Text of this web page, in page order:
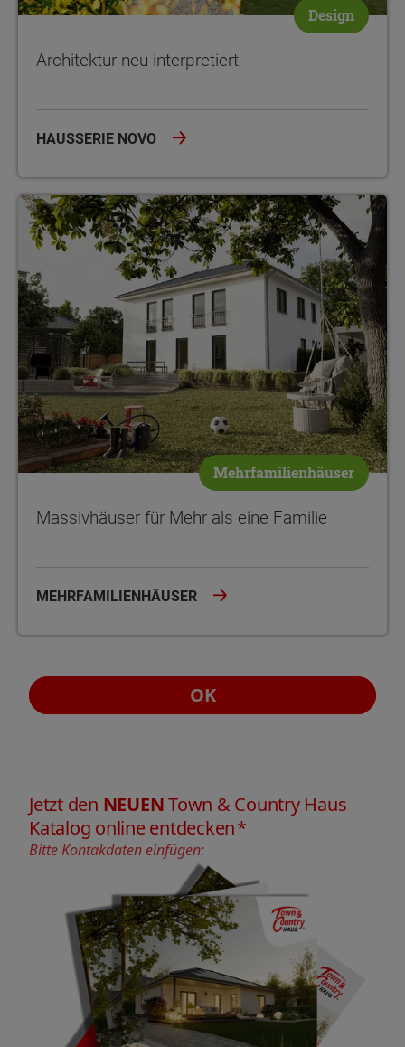
Design
Architektur neu interpretiert
HAUSSERIE NOVO
Massivhäuser für Mehr als eine Familie
Mehrfamilienhäuser
Massivhäuser für Mehr als eine Familie
MEHRFAMILIENHÄUSER